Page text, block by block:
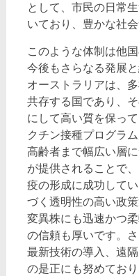
として、市民の日常
いており、豊かな社
このような体制は他
今後もさらなる発展
オーストラリアは、
共存する国であり、
にして高い質を保っ
クチン接種プログラ
高齢者まで幅広い層
が提供されることで
疫の形成に成功して
づく透明性の高い政
変異株にも迅速かつ
の信頼も厚いです。
最新技術の導入、遠
の是正にも努めてお